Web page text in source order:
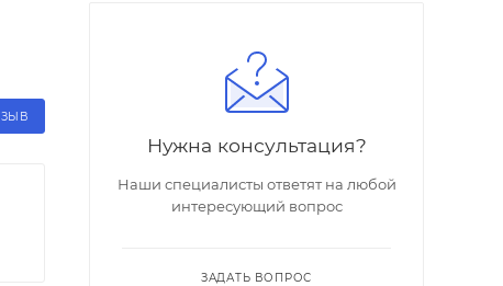
Нужна консультация?
Наши специалисты ответят на любой
интересующий вопрос
ЗАДАТЬ ВОПРОС